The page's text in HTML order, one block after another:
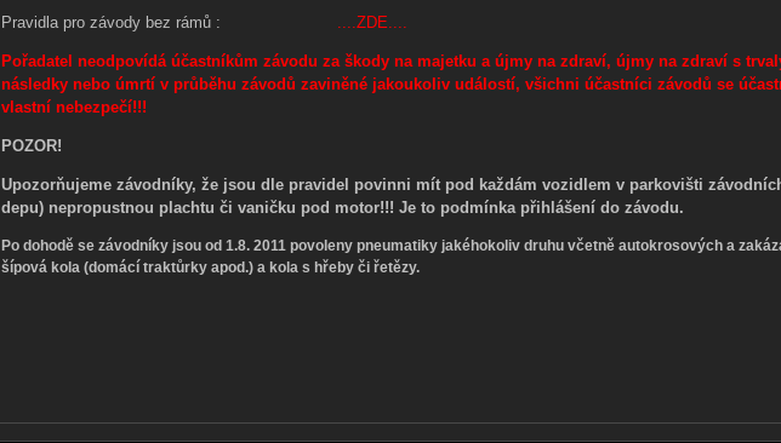
Pravidla pro závody bez rámů : ....ZDE....
Pořadatel neodpovídá účastníkům závodu za škody na majetku a újmy na zdraví, újmy na zdraví s
následky nebo úmrtí v průběhu závodů zaviněné jakoukoliv událostí, všichni účastníci závodů se
vlastní nebezpečí!!!
POZOR!
Upozorňujeme závodníky, že jsou dle pravidel povinni mít pod každám vozidlem v parkovišti
depu) nepropustnou plachtu či vaničku pod motor!!! Je to podmínka přihlášení do závodu.
Po dohodě se závodníky jsou od 1.8. 2011 povoleny pneumatiky jakéhokoliv druhu včetně autokrosových a
šípová kola (domácí traktůrky apod.) a kola s hřeby či řetězy.